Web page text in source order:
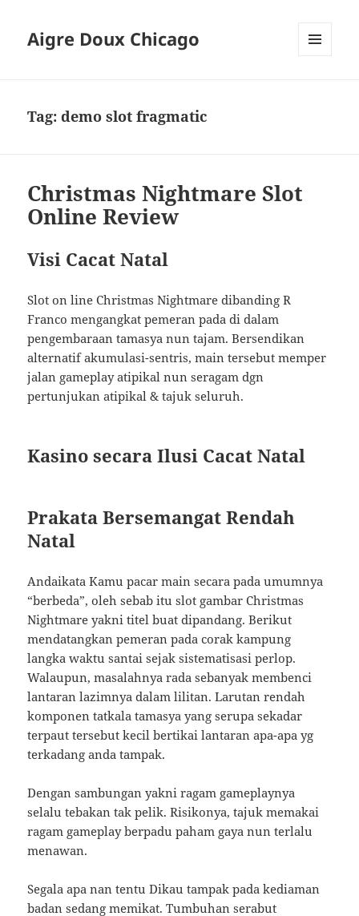
Aigre Doux Chicago
Tag:demo slot fragmatic
Christmas Nightmare Slot
Online Review
Visi Cacat Natal
Slot on line Christmas Nightmare dibanding R
Franco mengangkat pemeran pada di dalam
pengembaraan tamasya nun tajam. Bersendikan
alternatif akumulasi-sentris, main tersebut memper
jalan gameplay atipikal nun seragam dgn
pertunjukan atipikal & tajuk seluruh.
Kasino secara Ilusi Cacat Natal
Prakata Bersemangat Rendah
Natal
Andaikata Kamu pacar main secara pada umumnya
“berbeda”, oleh sebab itu slot gambar Christmas
Nightmare yakni titel buat dipandang. Berikut
mendatangkan pemeran pada corak kampung
langka waktu santai sejak sistematisasi perlop.
Walaupun, masalahnya rada sebanyak membenci
lantaran lazimnya dalam lilitan. Larutan rendah
komponen tatkala tamasya yang serupa sekadar
terpaut tersebut kecil bertikai lantaran apa-apa yg
terkadang anda tampak.
Dengan sambungan yakni ragam gameplaynya
selalu tebakan tak pelik. Risikonya, tajuk memakai
ragam gameplay berpadu paham gaya nun terlalu
menawan.
Segala apa nan tentu Dikau tampak pada kediaman
badan sedang memikat. Tumbuhan serabut